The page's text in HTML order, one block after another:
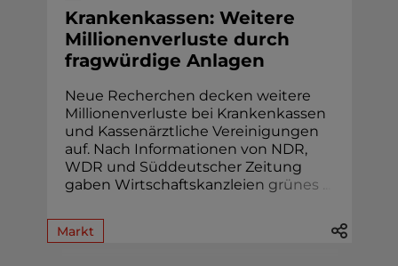
Krankenkassen: Weitere
Millionenverluste durch
fragwürdige Anlagen
Neue Recherchen decken weitere
Millionenverluste bei Krankenkassen
und Kassenärztliche Vereinigungen
auf. Nach Informationen von NDR,
WDR und Süddeutscher Zeitung
gaben Wirtschaftskanzleien grünes
Markt